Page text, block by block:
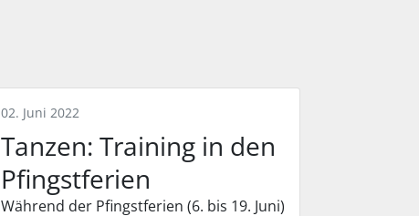
02. Juni 2022
Tanzen: Training in den
Pfingstferien
Während der Pfingstferien (6. bis 19. Juni)